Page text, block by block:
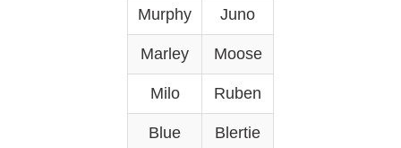
Murphy Juno
Marley Moose
Milo Ruben
Blue Blertie